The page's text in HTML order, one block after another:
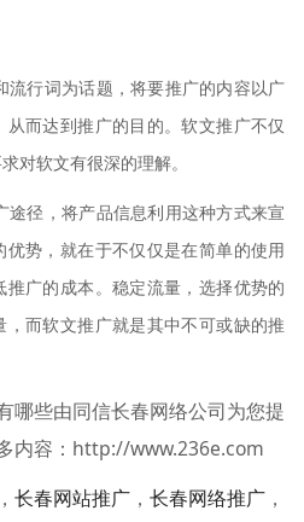
流行词为话题，将要推广的内容以广
而达到推广的目的。软文推广不仅
对软文有很深的理解。
途径，将产品信息利用这种方式来宣
势，就在于不仅仅是在简单的使用
广的成本。稳定流量，选择优势的
而软文推广就是其中不可或缺的推
哪些由同信长春网络公司为您提
内容：http://www.236e.com
长春网站推广 ，长春网络推广 ，